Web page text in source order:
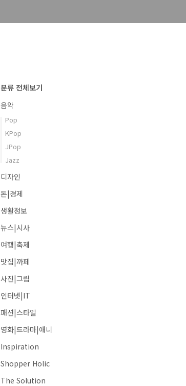
분류 전체보기
음악
Pop
KPop
JPop
Jazz
디자인
돈|경제
생활정보
뉴스|시사
여행|축제
맛집|까페
사진|그림
인터넷|IT
패션|스타일
영화|드라마|애니
Inspiration
Shopper Holic
The Solution